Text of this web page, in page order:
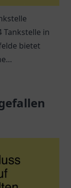
Tankstelle in
bietet
und